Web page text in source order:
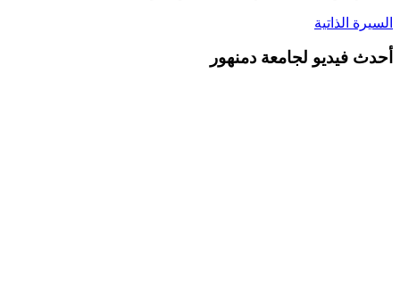
السيرة الذاتية
أحدث فيديو لجامعة دمنهور